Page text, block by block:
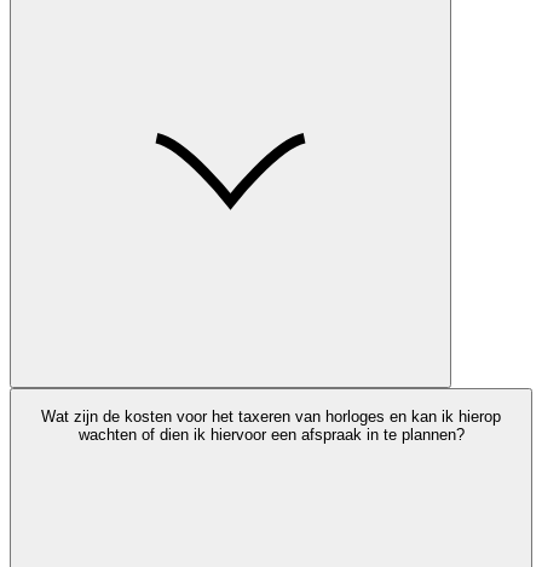
Wat zijn de kosten voor het taxeren van horloges en kan ik hierop
wachten of dien ik hiervoor een afspraak in te plannen?